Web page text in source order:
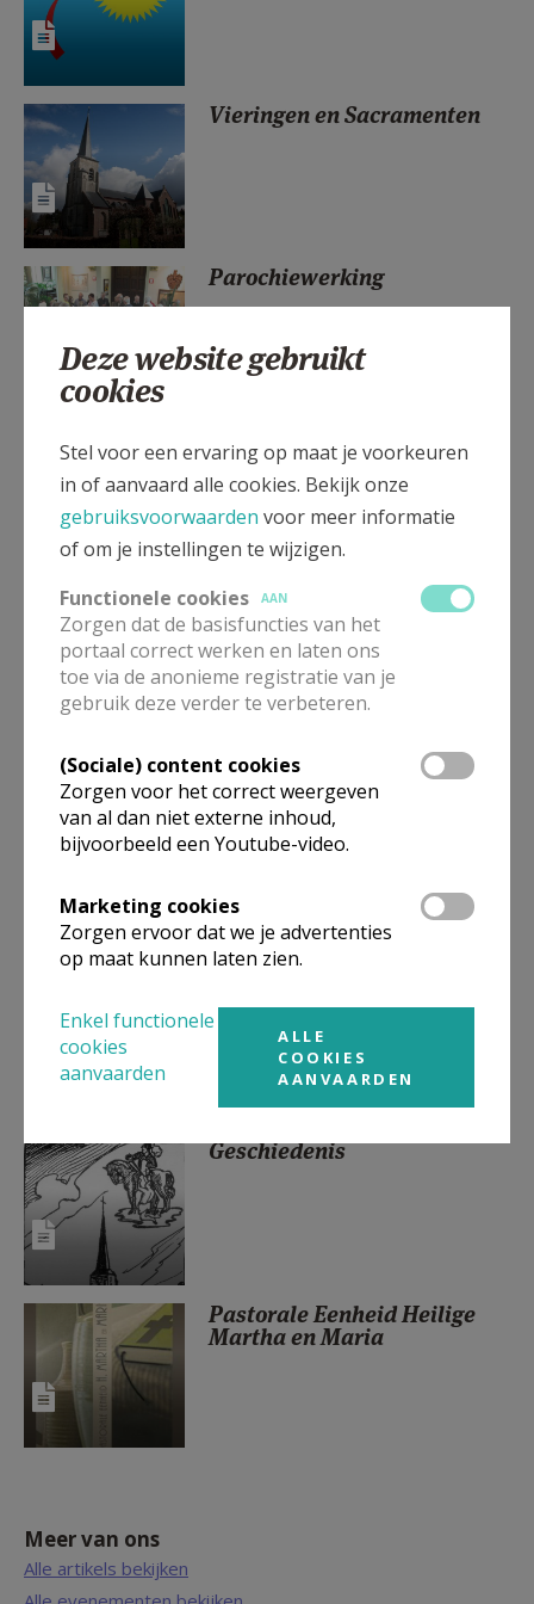
AANMELDEN OF REGISTREREN
Vieringen en Sacramenten
Parochiewerking
AGENDA
Fotogalerij
Jubilarissen 2026
Parochieblad
Geschiedenis
Pastorale Eenheid Heilige
Martha en Maria
Meer van ons
Alle artikels bekijken
Deze website gebruikt
cookies
Stel voor een ervaring op maat je voorkeuren
in of aanvaard alle cookies. Bekijk onze
gebruiksvoorwaarden voor meer informatie
of om je instellingen te wijzigen.
Functionele cookies
AAN
Zorgen dat de basisfuncties van het
portaal correct werken en laten ons
toe via de anonieme registratie van je
gebruik deze verder te verbeteren.
(Sociale) content cookies
Zorgen voor het correct weergeven
van al dan niet externe inhoud,
bijvoorbeeld een Youtube-video.
Marketing cookies
Zorgen ervoor dat we je advertenties
op maat kunnen laten zien.
Enkel functionele
cookies
aanvaarden
ALLE
COOKIES
AANVAARDEN